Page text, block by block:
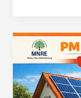
शासनाकडून
सोलर
सिस्टिम
बसवण्यासाठी
काय